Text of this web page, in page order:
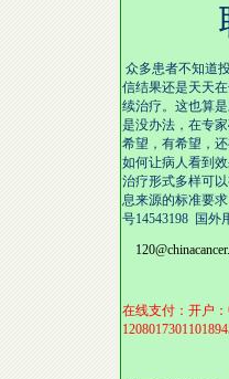
联
众多患者不知道
信结果还是天天
续治疗。这也算
是没办法，在专
希望，有希望，
如何让病人看到
治疗形式多样可
息来源的标准要
号14543198 国外
在线支付 ：开户